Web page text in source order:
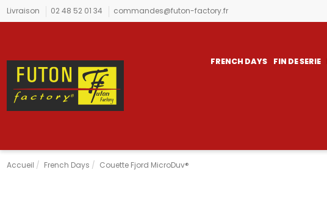
Livraison 02 48 52 01 34 commandes@futon-factory.fr
FRENCH DAYS FIN DE SERIE
Accueil French Days Couette Fjord MicroDuv®